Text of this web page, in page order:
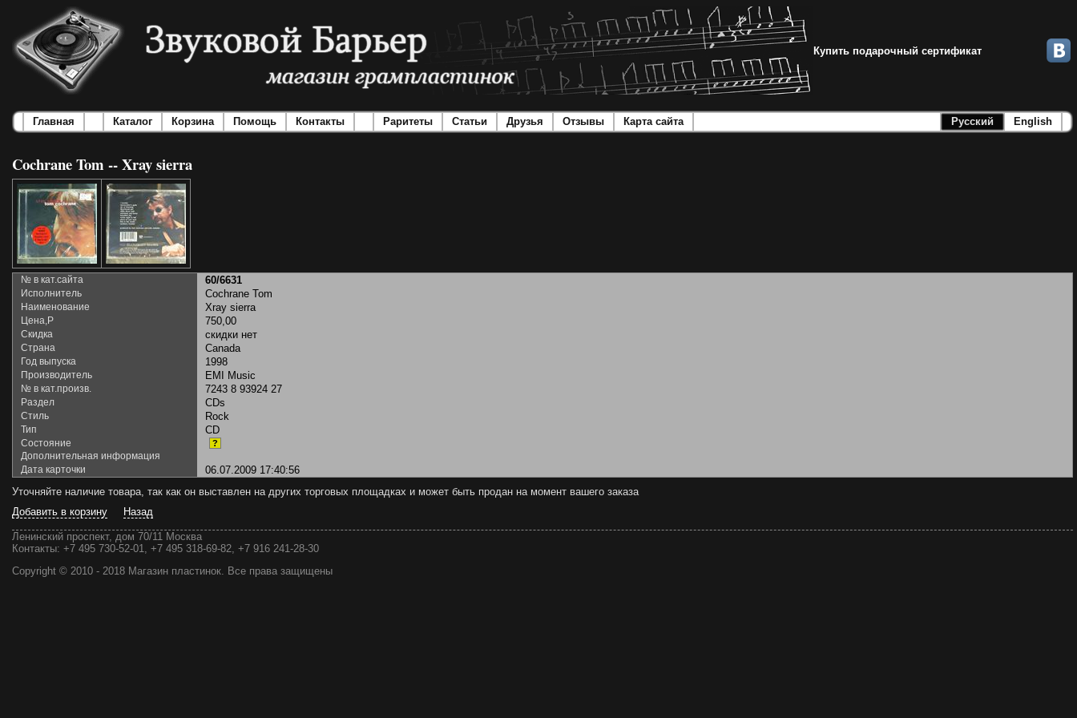
Купить подарочный сертификат
Главная Каталог Корзина Помощь Контакты Раритеты Статьи Друзья Отзывы Карта сайта Русский English
Cochrane Tom -- Xray sierra
№ в кат.сайта 60/6631
Исполнитель Cochrane Tom
Наименование Xray sierra
Цена,Р 750,00
Скидка скидки нет
Страна Canada
Год выпуска 1998
Производитель EMI Music
№ в кат.произв. 7243 8 93924 27
Раздел CDs
Стиль Rock
Тип CD
Состояние ?
Дополнительная информация
Дата карточки
06.07.2009 17:40:56
Уточняйте наличие товара, так как он выставлен на других торговых площадках и может быть продан на момент вашего заказа
Добавить в корзину
Назад
Ленинский проспект, дом 70/11 Москва
Контакты: +7 495 730-52-01, +7 495 318-69-82, +7 916 241-28-30
Copyright © 2010 - 2018 Магазин пластинок. Все права защищены